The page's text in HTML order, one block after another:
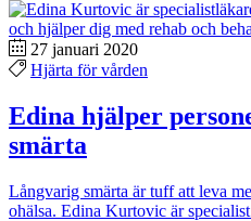
27 januari 2020
Hjärta för vården
Edina hjälper
smärta
Långvarig smärta är tuff att leva
ohälsa. Edina Kurtovic är